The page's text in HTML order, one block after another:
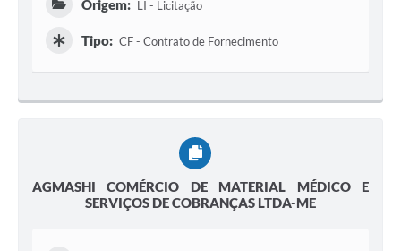
Origem: LI - Licitação
Tipo: CF - Contrato de Fornecimento
AGMASHI COMÉRCIO DE MATERIAL MÉDICO E
SERVIÇOS DE COBRANÇAS LTDA-ME